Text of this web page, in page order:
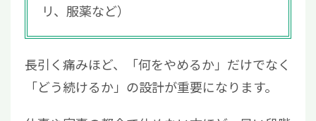
リ、服薬など）
長引く痛みほど、「何をやめるか」だけでなく
「どう続けるか」の設計が重要になります。